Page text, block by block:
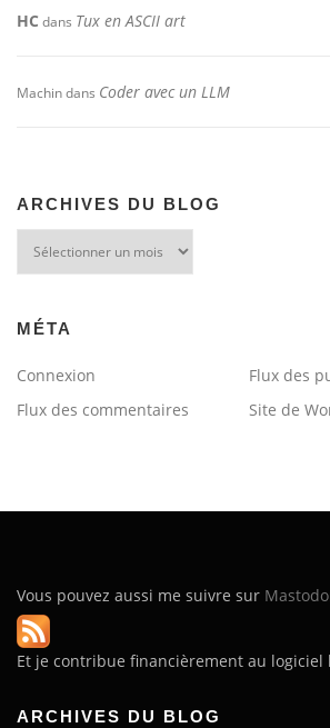
HC dans Tux en ASCII art
Machindans Coder avec un LLM
ARCHIVES DU BLOG
MÉTA
Connexion
Flux des
Flux des commentaires
Site de
Vous pouvez aussi me suivre sur
Et je contribue financièrement au
ARCHIVES DU BLOG